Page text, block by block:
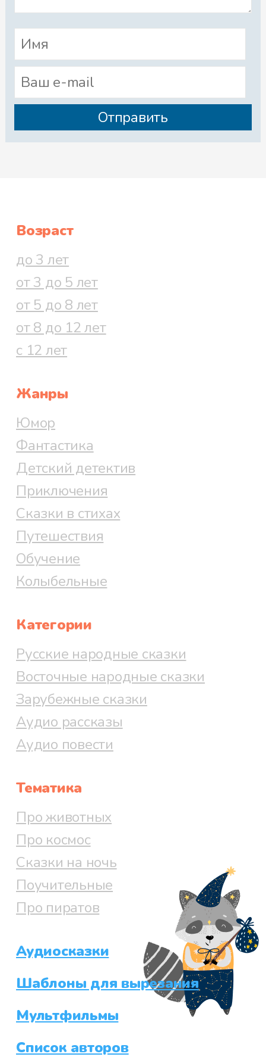
Возраст
до 3 лет
от 3 до 5 лет
от 5 до 8 лет
от 8 до 12 лет
с 12 лет
Жанры
Юмор
Фантастика
Детский детектив
Приключения
Сказки в стихах
Путешествия
Обучение
Колыбельные
Категории
Русские народные сказки
Восточные народные сказки
Зарубежные сказки
Аудио рассказы
Аудио повести
Тематика
Про животных
Про космос
Сказки на ночь
Поучительные
Про пиратов
Аудиосказки
Шаблоны для вырезания
Мультфильмы
Список авторов